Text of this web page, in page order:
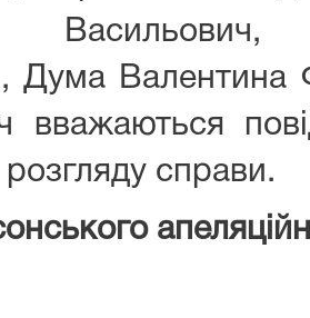
Васильович,
Дума Валентина
вважаються
розгляду справи.